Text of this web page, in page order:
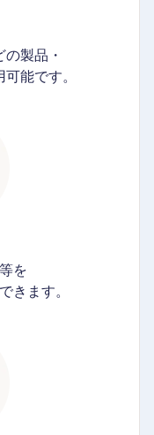
製品・
能です。
を
きます。